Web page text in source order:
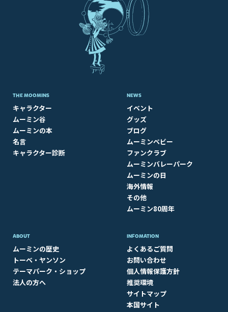
THE MOOMINS
キャラクター
ムーミン谷
ムーミンの本
名言
キャラクター診断
NEWS
イベント
グッズ
ブログ
ムーミンベビー
ファンクラブ
ムーミンバレーパーク
ムーミンの日
海外情報
その他
ムーミン80周年
ABOUT​
ムーミンの歴史
トーベ・ヤンソン
テーマパーク・ショップ
法人の方へ
INFOMATION
よくあるご質問
お問い合わせ
個人情報保護方針
推奨環境
サイトマップ
本国サイト